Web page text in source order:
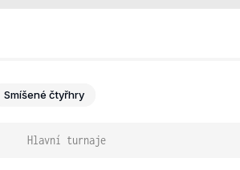
Smíšené čtyřhry
Hlavní turnaje